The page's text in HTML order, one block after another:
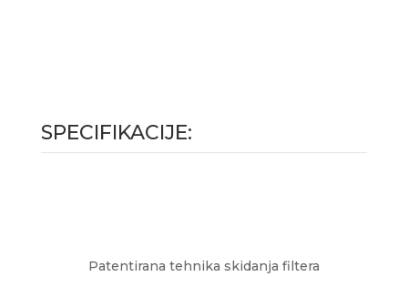
SPECIFIKACIJE:
Patentirana tehnika skidanja filtera